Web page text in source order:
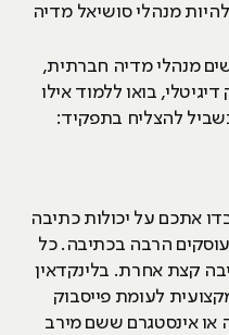
להיות מנהלי סושיאל מדיה
מנהלי מדיה חברתית,
בואו ללמוד אילו
בשביל להצליח בתפקיד:
אתכם על יכולות כתיבה
הרבה בכתיבה. כל
קצת אחרת. בלינקדאין
לעומת פייסבוק
או אינסטגרם ששם מירב